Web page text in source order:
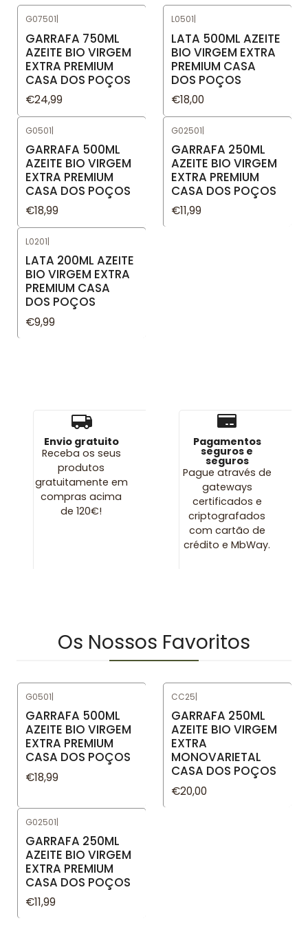
G07501|
GARRAFA 750ML
AZEITE BIO VIRGEM
EXTRA PREMIUM
CASA DOS POÇOS
€24,99
L0501|
LATA 500ML AZEITE
BIO VIRGEM EXTRA
PREMIUM CASA
DOS POÇOS
€18,00
G0501|
GARRAFA 500ML
AZEITE BIO VIRGEM
EXTRA PREMIUM
CASA DOS POÇOS
€18,99
G02501|
GARRAFA 250ML
AZEITE BIO VIRGEM
EXTRA PREMIUM
CASA DOS POÇOS
€11,99
L0201|
LATA 200ML AZEITE
BIO VIRGEM EXTRA
PREMIUM CASA
DOS POÇOS
€9,99
Envio gratuito
Receba os seus
produtos
gratuitamente em
compras acima
de 120€!
Pagamentos
seguros e
seguros
Pague através de
gateways
certificados e
criptografados
com cartão de
crédito e MbWay.
Os Nossos Favoritos
G0501|
GARRAFA 500ML
AZEITE BIO VIRGEM
EXTRA PREMIUM
CASA DOS POÇOS
€18,99
CC25|
GARRAFA 250ML
AZEITE BIO VIRGEM
EXTRA
MONOVARIETAL
CASA DOS POÇOS
€20,00
G02501|
GARRAFA 250ML
AZEITE BIO VIRGEM
EXTRA PREMIUM
CASA DOS POÇOS
€11,99